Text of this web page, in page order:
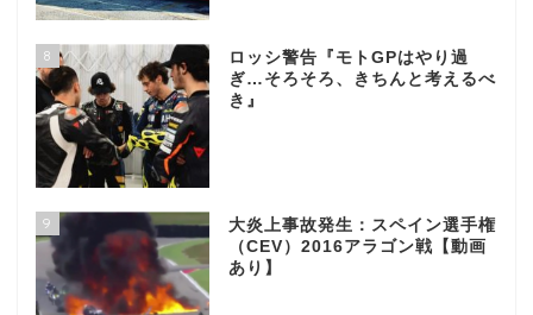
8
ロッシ警告『モトGPはやり過
ぎ…そろそろ、きちんと考えるべ
き』
9
大炎上事故発生：スペイン選手権
（CEV）2016アラゴン戦【動画
あり】